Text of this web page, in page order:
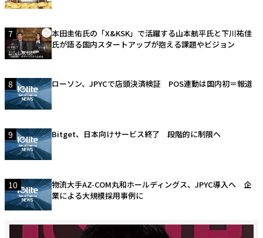
7
本田圭佑氏の「X&KSK」で活躍する山本航平氏と下川祐佳
氏が語る国内スタートアップが抱える課題やビジョン
8 ローソン、JPYCで店頭決済検証 POS連動は国内初＝報道
9 Bitget、日本向けサービス終了 段階的に制限へ
10
物流大手AZ-COM丸和ホールディングス、JPYC導入へ 企
業による大規模採用事例に